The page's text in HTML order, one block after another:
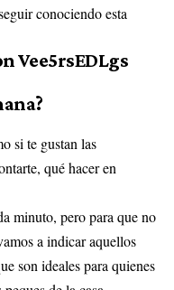
conociendo esta
si te gustan las
qué hacer en
minuto, pero para que no
a indicar aquellos
son ideales para quienes